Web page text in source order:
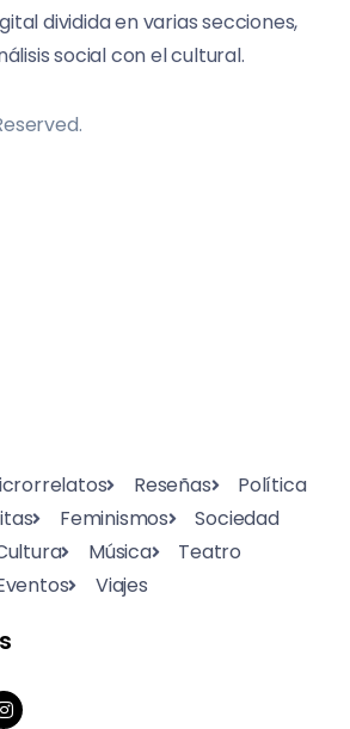
dividida en varias secciones,
social con el cultural.
Reseñas
Política
Feminismos
Sociedad
Música
Teatro
Viajes